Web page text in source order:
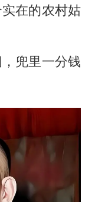
在的农村姑
兜里一分钱